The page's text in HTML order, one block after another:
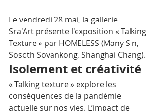
Le vendredi 28 mai, la gallerie
Sra'Art présente l'exposition « Talking
Texture » par HOMELESS (Many Sin,
Sosoth Sovankong, Shanghai Chang).
Isolement et créativité
« Talking texture » explore les
conséquences de la pandémie
actuelle sur nos vies. L’impact de